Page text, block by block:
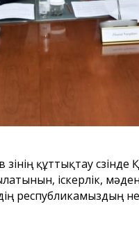
құттықтау
іскерлік,
республикамыздың